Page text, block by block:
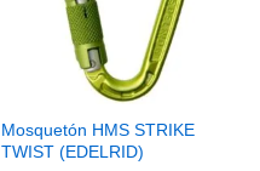
Mosquetón HMS STRIKE
TWIST (EDELRID)